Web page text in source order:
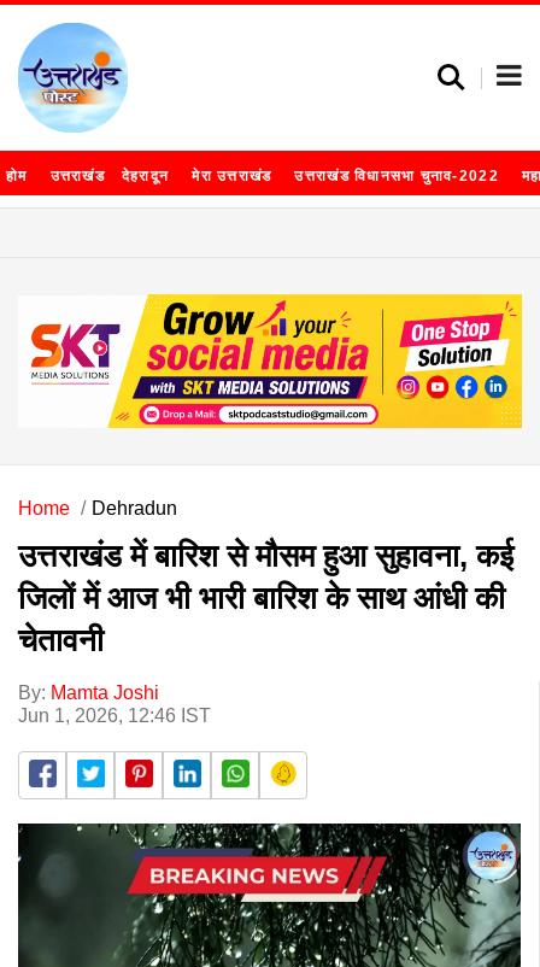
होम उत्तराखंड देहरादून मेरा उत्तराखंड उत्तराखंड विधानसभा चुनाव-2022
Home Dehradun
उत्तराखंड में बारिश से मौसम हुआ सुहावना, कई
जिलों में आज भी भारी बारिश के साथ आंधी की
चेतावनी
By: Mamta Joshi
Jun 1, 2026, 12:46 IST